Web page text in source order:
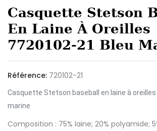
Casquette Stetson
En Laine À Oreilles
7720102-21 Bleu
Référence: 720102-21
Casquette Stetson baseball en laine à
marine
Composition : 75% laine; 20% polyamide;